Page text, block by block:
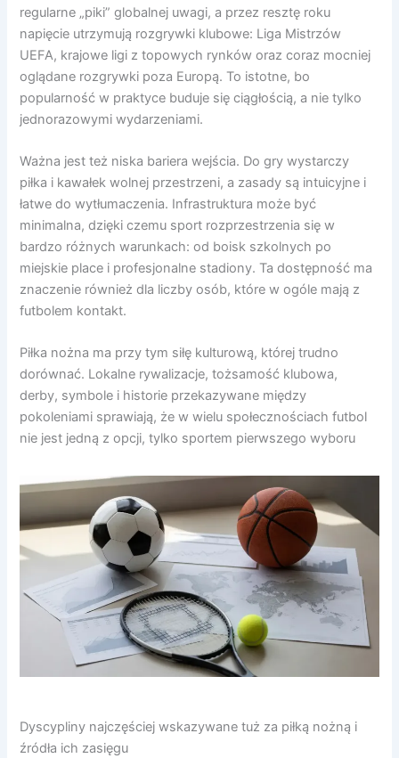
regularne „piki” globalnej uwagi, a przez resztę roku
napięcie utrzymują rozgrywki klubowe: Liga Mistrzów
UEFA, krajowe ligi z topowych rynków oraz coraz mocniej
oglądane rozgrywki poza Europą. To istotne, bo
popularność w praktyce buduje się ciągłością, a nie tylko
jednorazowymi wydarzeniami.
Ważna jest też niska bariera wejścia. Do gry wystarczy
piłka i kawałek wolnej przestrzeni, a zasady są intuicyjne i
łatwe do wytłumaczenia. Infrastruktura może być
minimalna, dzięki czemu sport rozprzestrzenia się w
bardzo różnych warunkach: od boisk szkolnych po
miejskie place i profesjonalne stadiony. Ta dostępność ma
znaczenie również dla liczby osób, które w ogóle mają z
futbolem kontakt.
Piłka nożna ma przy tym siłę kulturową, której trudno
dorównać. Lokalne rywalizacje, tożsamość klubowa,
derby, symbole i historie przekazywane między
pokoleniami sprawiają, że w wielu społecznościach futbol
nie jest jedną z opcji, tylko sportem pierwszego wyboru
Dyscypliny najczęściej wskazywane tuż za piłką nożną i
źródła ich zasięgu